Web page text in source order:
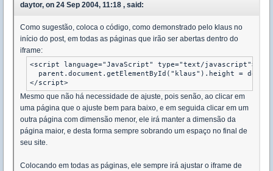
daytor, on 24 Sep 2004, 11:18 , said:
Como sugestão, coloca o código, como demonstrado pelo klaus no
início do post, em todas as páginas que irão ser abertas dentro do
iframe:
<script language="JavaScript" type="text/javascript">
parent.document.getElementById("klaus").height =
Mesmo que não há necessidade de ajuste, pois senão, ao clicar em
uma página que o ajuste bem para baixo, e em seguida clicar em um
outra página com dimensão menor, ele irá manter a dimensão da
página maior, e desta forma sempre sobrando um espaço no final de
seu site.
Colocando em todas as páginas, ele sempre irá ajustar o iframe de